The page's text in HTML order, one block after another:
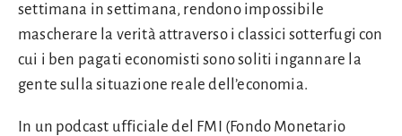
settimana in settimana, rendono impossibile
mascherare la verità attraverso i classici sotterfugi con
cui i ben pagati economisti sono soliti ingannare la
gente sulla situazione reale dell’economia.
In un podcast ufficiale del FMI (Fondo Monetario